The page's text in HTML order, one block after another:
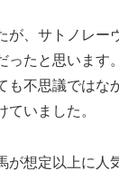
が、サトノレー
ったと思います
も不思議ではな
いました。
が想定以上に人